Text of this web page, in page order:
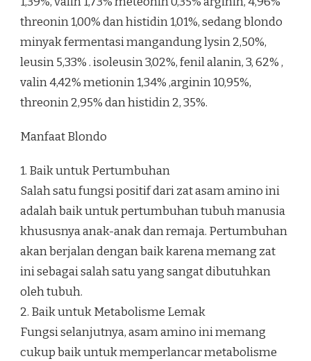
threonin 1,00% dan histidin 1,01%, sedang blondo
minyak fermentasi mangandung lysin 2,50%,
leusin 5,33% . isoleusin 3,02%, fenil alanin, 3, 62% ,
valin 4,42% metionin 1,34% ,arginin 10,95%,
threonin 2,95% dan histidin 2, 35%.
Manfaat Blondo
1. Baik untuk Pertumbuhan
Salah satu fungsi positif dari zat asam amino ini
adalah baik untuk pertumbuhan tubuh manusia
khususnya anak-anak dan remaja. Pertumbuhan
akan berjalan dengan baik karena memang zat
ini sebagai salah satu yang sangat dibutuhkan
oleh tubuh.
2. Baik untuk Metabolisme Lemak
Fungsi selanjutnya, asam amino ini memang
cukup baik untuk memperlancar metabolisme